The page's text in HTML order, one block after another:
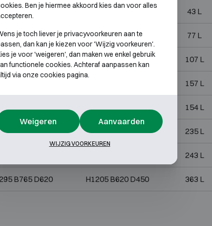
B555 D400 H405 B460 D230 43 L
B555 D490 H525 B460 D320 77 L
B555 D490 H725 B460 D320 107 L
157 L
154 L
B655 D571 H1045 B560 D401 235 L
243 L
B765 D620 H1205 B620 D450 363 L
Ben je hiermee akkoord kies dan voor alles
je toch liever je privacyvoorkeuren aan te
dan kan je kiezen voor 'Wijzig voorkeuren'.
je voor 'weigeren', dan maken we enkel gebruik
functionele cookies. Achteraf aanpassen kan
via onze cookies pagina.
Weigeren Aanvaarden
WIJZIG VOORKEUREN